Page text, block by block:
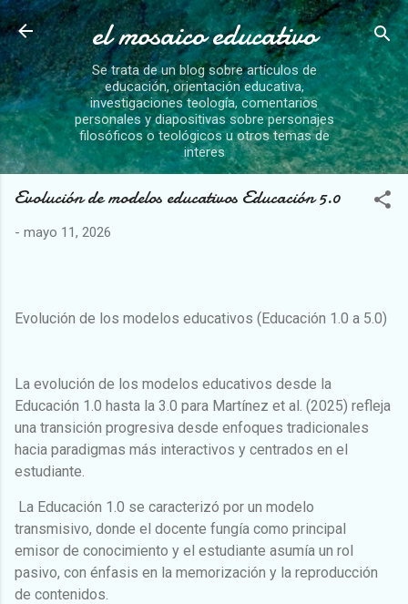
Ir al contenido principal
el mosaico educativo
Se trata de un blog sobre artículos de
educación, orientación educativa,
investigaciones teología, comentarios
personales y diapositivas sobre personajes
filosóficos o teológicos u otros temas de
interes
Evolución de modelos educativos Educación 5.0
- mayo 11, 2026
Evolución de los modelos educativos (Educación 1.0 a 5.0)
La evolución de los modelos educativos desde la
Educación 1.0 hasta la 3.0 para Martínez et al. (2025) refleja
una transición progresiva desde enfoques tradicionales
hacia paradigmas más interactivos y centrados en el
estudiante.
La Educación 1.0 se caracterizó por un modelo
transmisivo, donde el docente fungía como principal
emisor de conocimiento y el estudiante asumía un rol
pasivo, con énfasis en la memorización y la reproducción
de contenidos.